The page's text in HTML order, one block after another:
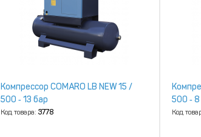
Компрессор COMARO LB NEW 15 /
500 ‑ 13 бар
Код товара: 3778
500 ‑
Код